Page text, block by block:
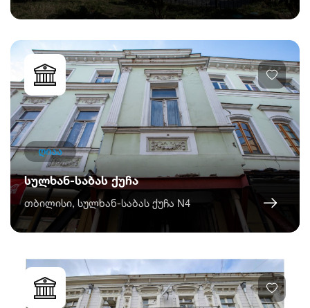
ღიაა
სულხან-საბას ქუჩა
თბილისი, სულხან-საბას ქუჩა N4